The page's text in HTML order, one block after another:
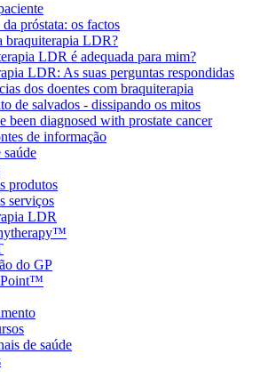
próstata: os factos
braquiterapia LDR?
LDR é adequada para mim?
LDR: As suas perguntas respondidas
dos doentes com braquiterapia
de salvados - dissipando os mitos
been diagnosed with prostate cancer
de informação
saúde
produtos
serviços
LDR
do GP
de saúde